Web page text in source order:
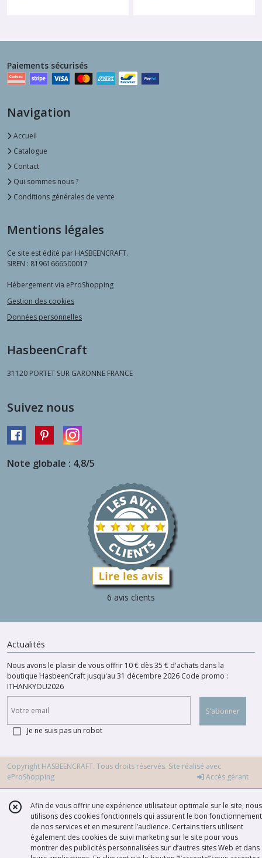
Paiements sécurisés
Navigation
Accueil
Catalogue
Contact
Qui sommes nous ?
Conditions générales de vente
Mentions légales
Ce site est édité par HASBEENCRAFT.
SIREN : 81961666500017
Hébergement via eProShopping
Gestion des cookies
Données personnelles
HasbeenCraft
31120 PORTET SUR GARONNE FRANCE
Suivez nous
Note globale : 4,8/5
6 avis clients
Actualités
Nous avons le plaisir de vous offrir 10 € dès 35 € d'achats dans la
boutique HasbeenCraft jusqu'au 31 décembre 2026 Code promo :
ITHANKYOU2026
S'abonner
Je ne suis pas un robot
Copyright HASBEENCRAFT. Tous droits réservés. Site réalisé avec
eProShopping
Accès gérant
Afin de vous offrir une expérience utilisateur optimale sur le site, nous
utilisons des cookies fonctionnels qui assurent le bon fonctionnement
de nos services et en mesurent l’audience. Certains tiers utilisent
également des cookies de suivi marketing sur le site pour vous
montrer des publicités personnalisées sur d’autres sites Web et dans